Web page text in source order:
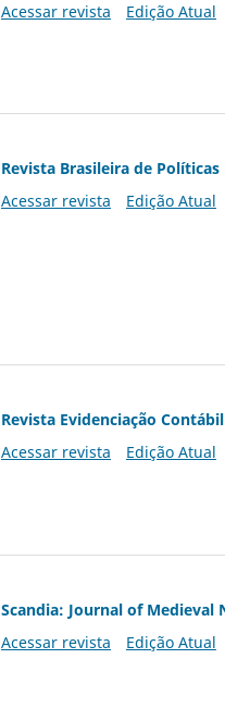
Acessar revista
Edição Atual
Revista Brasileira de
Acessar revista
Edição Atual
Revista Evidenciação
Acessar revista
Edição Atual
Scandia: Journal of Medieval
Acessar revista
Edição Atual